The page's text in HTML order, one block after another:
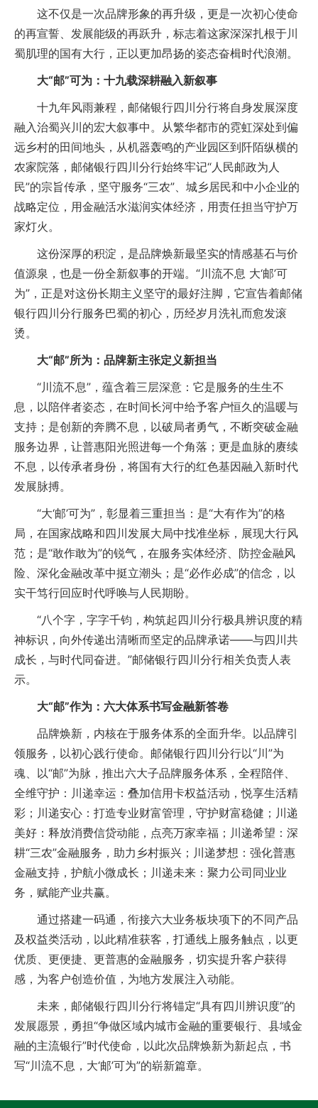
这不仅是一次品牌形象的再升级，更是一次初心使命
的再宣誓、发展能级的再跃升，标志着这家深深扎根于川
蜀肌理的国有大行，正以更加昂扬的姿态奋楫时代浪潮。
大“邮”可为：十九载深耕融入新叙事
十九年风雨兼程，邮储银行四川分行将自身发展深度
融入治蜀兴川的宏大叙事中。从繁华都市的霓虹深处到偏
远乡村的田间地头，从机器轰鸣的产业园区到阡陌纵横的
农家院落，邮储银行四川分行始终牢记“人民邮政为人
民”的宗旨传承，坚守服务“三农”、城乡居民和中小企业的
战略定位，用金融活水滋润实体经济，用责任担当守护万
家灯火。
这份深厚的积淀，是品牌焕新最坚实的情感基石与价
值源泉，也是一份全新叙事的开端。“川流不息 大‘邮’可
为”，正是对这份长期主义坚守的最好注脚，它宣告着邮储
银行四川分行服务巴蜀的初心，历经岁月洗礼而愈发滚
烫。
大“邮”所为：品牌新主张定义新担当
“川流不息”，蕴含着三层深意：它是服务的生生不
息，以陪伴者姿态，在时间长河中给予客户恒久的温暖与
支持；是创新的奔腾不息，以破局者勇气，不断突破金融
服务边界，让普惠阳光照进每一个角落；更是血脉的赓续
不息，以传承者身份，将国有大行的红色基因融入新时代
发展脉搏。
“大‘邮’可为”，彰显着三重担当：是“大有作为”的格
局，在国家战略和四川发展大局中找准坐标，展现大行风
范；是“敢作敢为”的锐气，在服务实体经济、防控金融风
险、深化金融改革中挺立潮头；是“必作必成”的信念，以
实干笃行回应时代呼唤与人民期盼。
“八个字，字字千钧，构筑起四川分行极具辨识度的精
神标识，向外传递出清晰而坚定的品牌承诺——与四川共
成长，与时代同奋进。”邮储银行四川分行相关负责人表
示。
大“邮”作为：六大体系书写金融新答卷
品牌焕新，内核在于服务体系的全面升华。以品牌引
领服务，以初心践行使命。邮储银行四川分行以“川”为
魂、以“邮”为脉，推出六大子品牌服务体系，全程陪伴、
全维守护：川递幸运：叠加信用卡权益活动，悦享生活精
彩；川递安心：打造专业财富管理，守护财富稳健；川递
美好：释放消费信贷动能，点亮万家幸福；川递希望：深
耕“三农”金融服务，助力乡村振兴；川递梦想：强化普惠
金融支持，护航小微成长；川递未来：聚力公司同业业
务，赋能产业共赢。
通过搭建一码通，衔接六大业务板块项下的不同产品
及权益类活动，以此精准获客，打通线上服务触点，以更
优质、更便捷、更普惠的金融服务，切实提升客户获得
感，为客户创造价值，为地方发展注入动能。
未来，邮储银行四川分行将锚定“具有四川辨识度”的
发展愿景，勇担“争做区域内城市金融的重要银行、县域金
融的主流银行”时代使命，以此次品牌焕新为新起点，书
写“川流不息，大‘邮’可为”的崭新篇章。